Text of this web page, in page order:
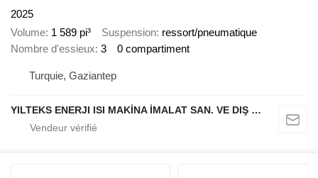
2025
Volume 1 589 pi³ Suspension ressort/pneumatique
Nombre d'essieux 3 0 compartiment
Turquie, Gaziantep
YILTEKS ENERJI ISI MAKİNA İMALAT SAN. VE DIŞ TİC. LTD. ŞTİ.